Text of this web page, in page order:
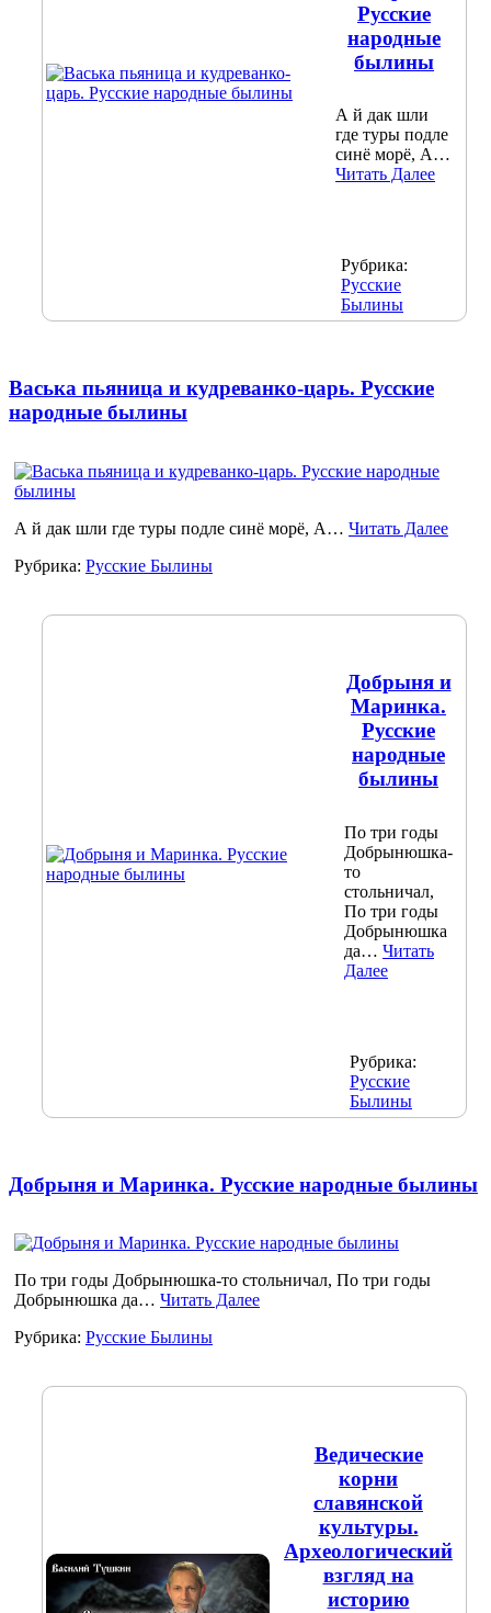
Русские
народные
былины
А й дак шли
где туры подле
синё морё, А…
Читать Далее
Рубрика:
Русские
Былины
Васька пьяница и кудреванко-царь. Русские
народные былины
А й дак шли где туры подле синё морё, А… Читать Далее
Рубрика: Русские Былины
Добрыня и
Маринка.
Русские
народные
былины
По три годы
Добрынюшка-
то
стольничал,
По три годы
Добрынюшка
да… Читать
Далее
Рубрика:
Русские
Былины
Добрыня и Маринка. Русские народные былины
По три годы Добрынюшка-то стольничал, По три годы
Добрынюшка да… Читать Далее
Рубрика: Русские Былины
Ведические
корни
славянской
культуры.
Археологический
взгляд на
историю